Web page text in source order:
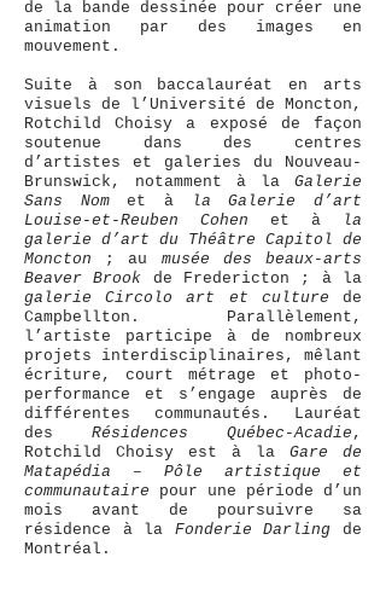
de la bande dessinée pour créer une
animation par des images en
mouvement.
Suite à son baccalauréat en arts
visuels de l’Université de Moncton,
Rotchild Choisy a exposé de façon
soutenue dans des centres
d’artistes et galeries du Nouveau-
Brunswick, notamment à la Galerie
Sans Nomet à
la Galerie d’art
Louise-et-Reuben Cohen et à
la
galerie d’art du Théâtre Capitol de
Moncton ; au musée des beaux-arts
Beaver Brook de Fredericton ; à la
galerie Circolo art et culture de
Campbellton. Parallèlement,
l’artiste participe à de nombreux
projets interdisciplinaires, mêlant
écriture, court métrage et photo-
performance et s’engage auprès de
différentes communautés. Lauréat
des Résidences Québec-Acadie ,
Rotchild Choisy est à la Gare de
Matapédia – Pôle artistique et
communautaire pour une période d’un
mois avant de poursuivre sa
résidence à la Fonderie Darling de
Montréal.